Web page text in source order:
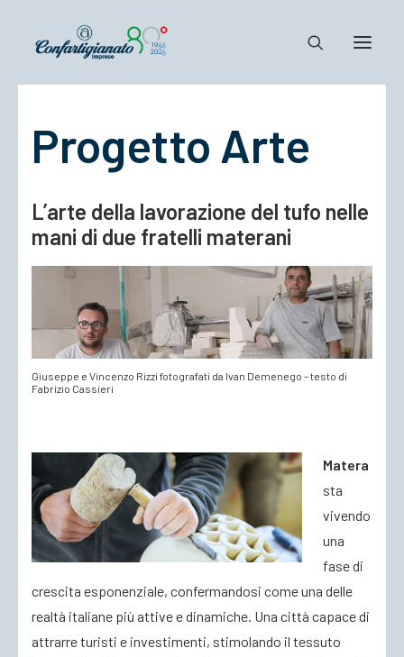
Notizie e Documenti
Confartigianato
Il Sistema
Cosa Facciamo
Associarsi
ACCEDI
Progetto Arte
L’arte della lavorazione del tufo nelle
mani di due fratelli materani
Giuseppe e Vincenzo Rizzi fotografati da Ivan Demenego – testo di
Fabrizio Cassieri
Matera
sta
vivendo
una
fase di
crescita esponenziale, confermandosi come una delle
realtà italiane più attive e dinamiche. Una città capace di
attrarre turisti e investimenti, stimolando il tessuto